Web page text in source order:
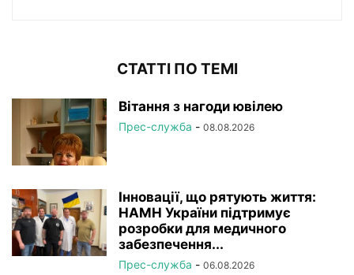
СТАТТІ ПО ТЕМІ
Вітання з нагоди ювілею
Прес-служба - 08.08.2026
Інновації, що рятують життя:
НАМН України підтримує
розробки для медичного
забезпечення...
Прес-служба - 06.08.2026